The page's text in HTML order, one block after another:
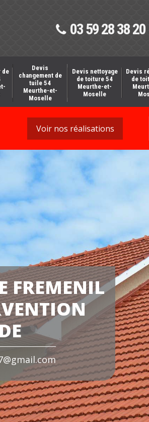
03 59 28 38 20
de
Devis
changement de
tuile 54
Meurthe-et-
Moselle
Devis nettoyage
de toiture 54
Meurthe-et-
Moselle
Devis
de
Voir nos réalisations
FREMENIL